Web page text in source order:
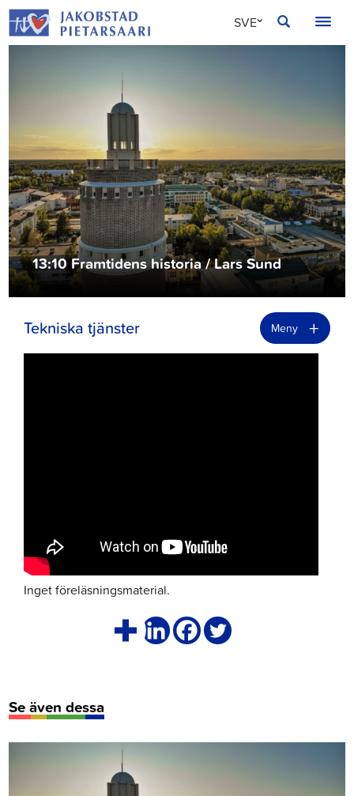
Hoppa
till
innehållet
SVE
13:10 Framtidens historia / Lars Sund
Tekniska tjänster Meny +
Inget föreläsningsmaterial.
Se även dessa